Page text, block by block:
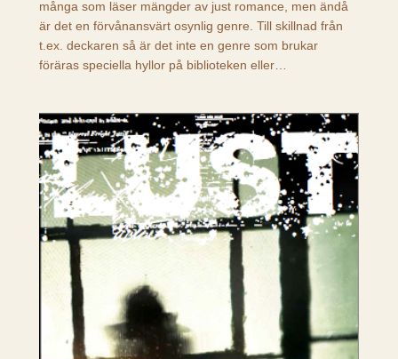
många som läser mängder av just romance, men ändå
är det en förvånansvärt osynlig genre. Till skillnad från
t.ex. deckaren så är det inte en genre som brukar
föräras speciella hyllor på biblioteken eller…